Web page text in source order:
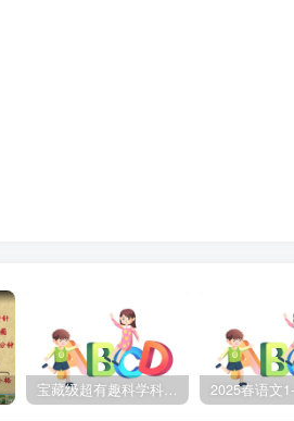
宝藏级超有趣科学科普动画《土豆逗严肃科普》第二季 百度网盘下载